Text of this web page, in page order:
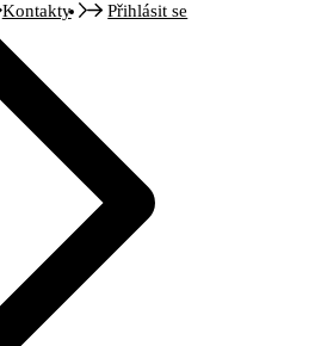
Kontakty Přihlásit se